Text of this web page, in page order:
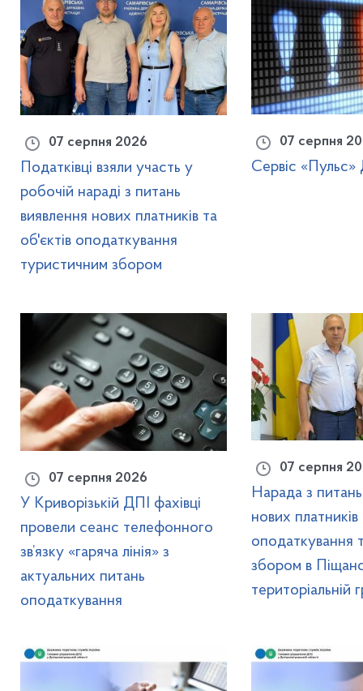
07 серпня 2026
Податківці взяли участь у
робочій нараді з питань
виявлення нових платників та
об'єктів оподаткування
туристичним збором
07 серпня
Сервіс
07 серпня 2026
У Криворізькій ДПІ фахівці
провели сеанс телефонного
зв’язку «гаряча лінія» з
актуальних питань
оподаткування
07 серпня
Нарада з
нових платників
оподаткування
збором в
територіальній